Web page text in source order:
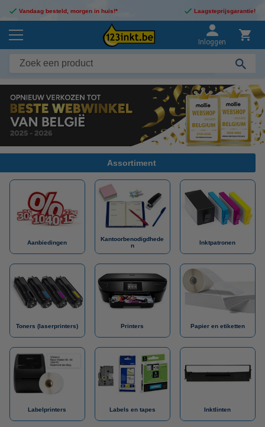
Vandaag besteld, morgen in huis!* Laagsteprijsgarantie!
Inloggen
Assortiment
Aanbiedingen
Kantoorbenodigdhede
n
Inktpatronen
Toners (laserprinters) Printers Papier en etiketten
Labelprinters Labels en tapes Inktlinten